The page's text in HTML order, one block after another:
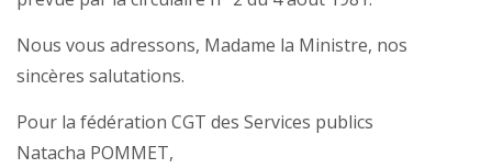
Nous vous adressons, Madame la Ministre, nos
sincères salutations.
Pour la fédération CGT des Services publics
Natacha POMMET,